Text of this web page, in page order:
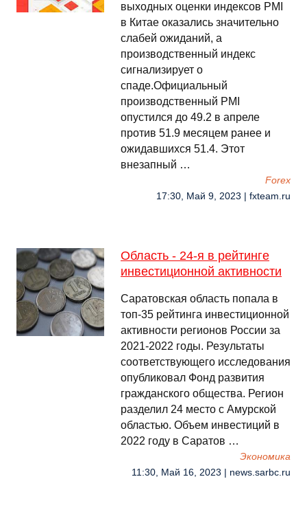
выходных оценки индексов PMI
в Китае оказались значительно
слабей ожиданий, а
производственный индекс
сигнализирует о
спаде.Официальный
производственный PMI
опустился до 49.2 в апреле
против 51.9 месяцем ранее и
ожидавшихся 51.4. Этот
внезапный …
Forex
17:30, Май 9, 2023 | fxteam.ru
Область - 24-я в рейтинге
инвестиционной активности
Саратовская область попала в
топ-35 рейтинга инвестиционной
активности регионов России за
2021-2022 годы. Результаты
соответствующего исследования
опубликовал Фонд развития
гражданского общества. Регион
разделил 24 место с Амурской
областью. Объем инвестиций в
2022 году в Саратов …
Экономика
11:30, Май 16, 2023 | news.sarbc.ru